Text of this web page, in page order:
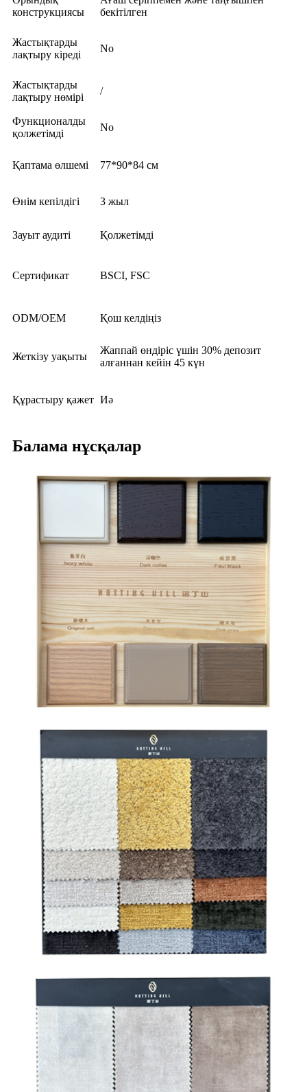
конструкциясы
бекітілген
Жастықтарды
лақтыру кіреді
No
Жастықтарды
лақтыру нөмірі
/
Функционалды
қолжетімді
No
Қаптама өлшемі 77*90*84 см
Өнім кепілдігі 3 жыл
Зауыт аудиті Қолжетімді
Сертификат BSCI, FSC
ODM/OEM Қош келдіңіз
Жеткізу уақыты
Жаппай өндіріс үшін 30% депозит
алғаннан кейін 45 күн
Құрастыру қажет Иә
Балама нұсқалар